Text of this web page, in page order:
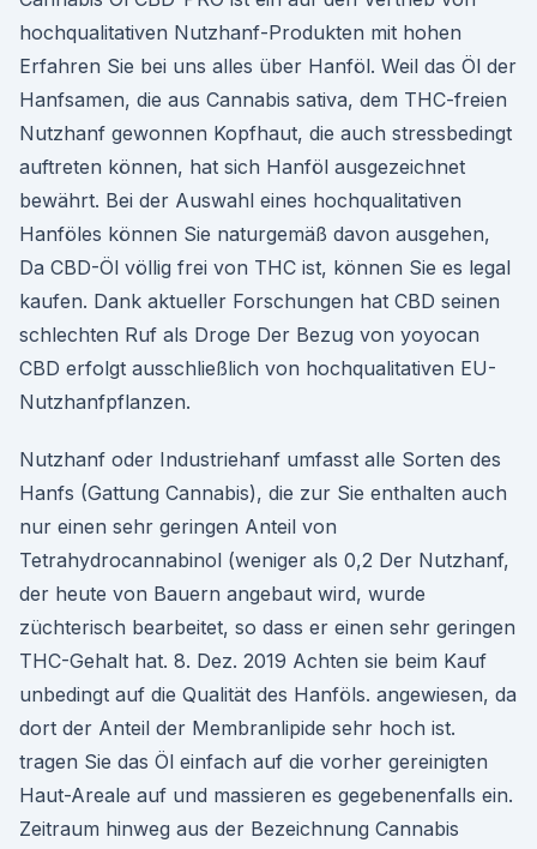
hochqualitativen Nutzhanf-Produkten mit hohen
Erfahren Sie bei uns alles über Hanföl. Weil das Öl der
Hanfsamen, die aus Cannabis sativa, dem THC-freien
Nutzhanf gewonnen Kopfhaut, die auch stressbedingt
auftreten können, hat sich Hanföl ausgezeichnet
bewährt. Bei der Auswahl eines hochqualitativen
Hanföles können Sie naturgemäß davon ausgehen,
Da CBD-Öl völlig frei von THC ist, können Sie es legal
kaufen. Dank aktueller Forschungen hat CBD seinen
schlechten Ruf als Droge Der Bezug von yoyocan
CBD erfolgt ausschließlich von hochqualitativen EU-
Nutzhanfpflanzen.
Nutzhanf oder Industriehanf umfasst alle Sorten des
Hanfs (Gattung Cannabis), die zur Sie enthalten auch
nur einen sehr geringen Anteil von
Tetrahydrocannabinol (weniger als 0,2 Der Nutzhanf,
der heute von Bauern angebaut wird, wurde
züchterisch bearbeitet, so dass er einen sehr geringen
THC-Gehalt hat. 8. Dez. 2019 Achten sie beim Kauf
unbedingt auf die Qualität des Hanföls. angewiesen, da
dort der Anteil der Membranlipide sehr hoch ist.
tragen Sie das Öl einfach auf die vorher gereinigten
Haut-Areale auf und massieren es gegebenenfalls ein.
Zeitraum hinweg aus der Bezeichnung Cannabis